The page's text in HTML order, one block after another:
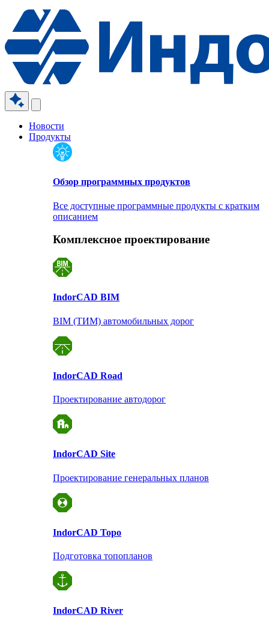
Новости
Продукты
Обзор программных продуктов
Все доступные программные продукты с кратким
описанием
Комплексное проектирование
IndorCAD BIM
BIM (ТИМ) автомобильных дорог
IndorCAD Road
Проектирование автодорог
IndorCAD Site
Проектирование генеральных планов
IndorCAD Topo
Подготовка топопланов
IndorCAD River